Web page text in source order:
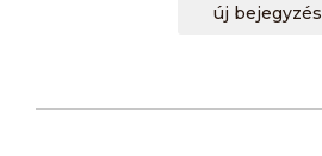
új bejegyzés